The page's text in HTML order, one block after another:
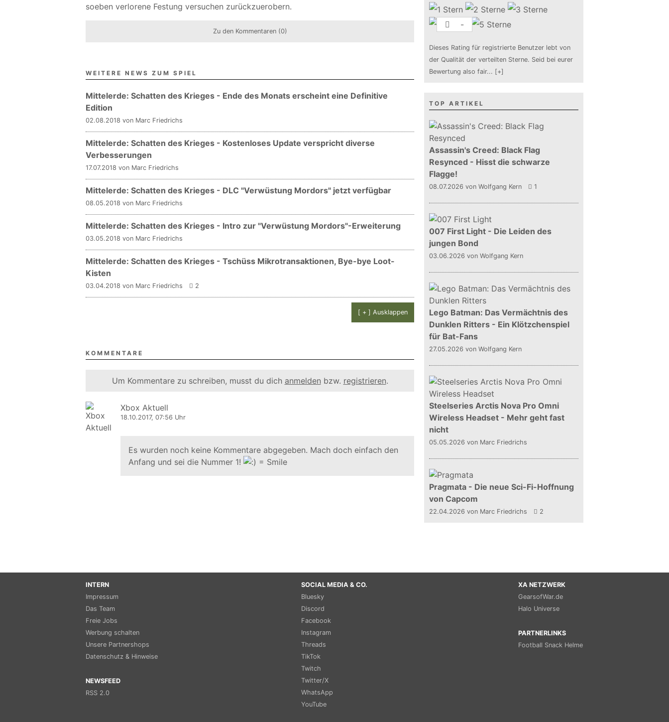
soeben verlorene Festung versuchen zurückzuerobern.
Zu den Kommentaren (0)
WEITERE NEWS ZUM SPIEL
Mittelerde: Schatten des Krieges - Ende des Monats erscheint eine Definitive
Edition
02.08.2018 von Marc Friedrichs
Mittelerde: Schatten des Krieges - Kostenloses Update verspricht diverse
Verbesserungen
17.07.2018 von Marc Friedrichs
Mittelerde: Schatten des Krieges - DLC "Verwüstung Mordors" jetzt verfügbar
08.05.2018 von Marc Friedrichs
Mittelerde: Schatten des Krieges - Intro zur "Verwüstung Mordors"-Erweiterung
03.05.2018 von Marc Friedrichs
Mittelerde: Schatten des Krieges - Tschüss Mikrotransaktionen, Bye-bye Loot-
Kisten
03.04.2018 von Marc Friedrichs 2
[ + ] Ausklappen
KOMMENTARE
Um Kommentare zu schreiben, musst du dich anmelden bzw. registrieren.
Xbox Aktuell
18.10.2017, 07:56 Uhr
Es wurden noch keine Kommentare abgegeben. Mach doch einfach den
Anfang und sei die Nummer 1!
-
Dieses Rating für registrierte Benutzer lebt von
der Qualität der verteilten Sterne. Seid bei eurer
Bewertung also fair... [+]
TOP ARTIKEL
Assassin's Creed: Black Flag
Resynced - Hisst die schwarze
Flagge!
08.07.2026 von Wolfgang Kern 1
007 First Light - Die Leiden des
jungen Bond
03.06.2026 von Wolfgang Kern
Lego Batman: Das Vermächtnis des
Dunklen Ritters - Ein Klötzchenspiel
für Bat-Fans
27.05.2026 von Wolfgang Kern
Steelseries Arctis Nova Pro Omni
Wireless Headset - Mehr geht fast
nicht
05.05.2026 von Marc Friedrichs
Pragmata - Die neue Sci-Fi-Hoffnung
von Capcom
22.04.2026 von Marc Friedrichs 2
INTERN
Impressum
Das Team
Freie Jobs
Werbung schalten
Unsere Partnershops
Datenschutz & Hinweise
NEWSFEED
RSS 2.0
SOCIAL MEDIA & CO.
Bluesky
Discord
Facebook
Instagram
Threads
TikTok
Twitch
Twitter/X
WhatsApp
YouTube
XA NETZWERK
GearsofWar.de
Halo Universe
PARTNERLINKS
Football Snack Helme